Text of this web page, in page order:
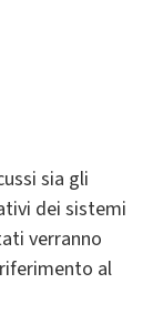
sia gli
dei sistemi
verranno
al